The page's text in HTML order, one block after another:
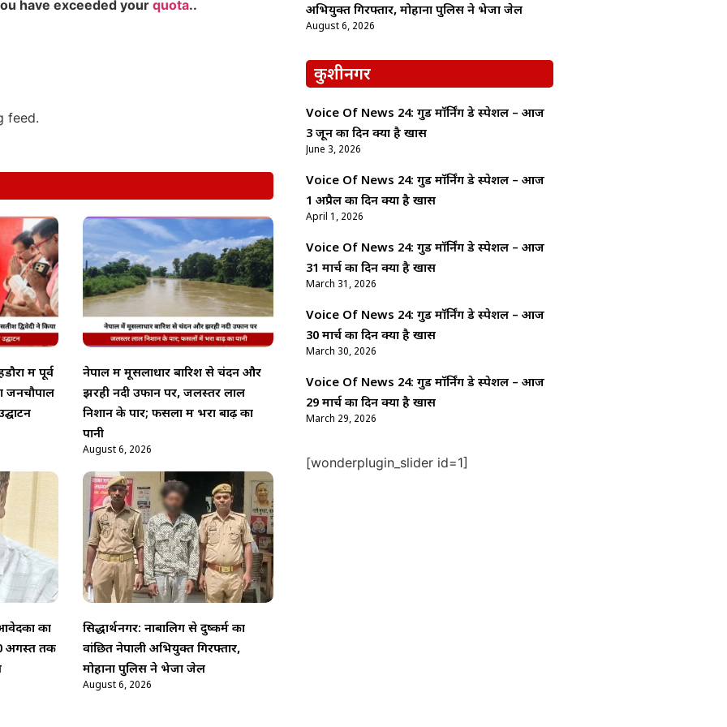
have exceeded your quota..
feed.
में पूर्व
जनचौपाल
नेपाल में मूसलाधार बारिश से चंदन और
झरही नदी उफान पर, जलस्तर लाल
निशान के पार; फसलों में भरा बाढ़ का
पानी
August 6, 2026
का
अगस्त तक
सिद्धार्थनगर: नाबालिग से दुष्कर्म का
वांछित नेपाली अभियुक्त गिरफ्तार,
मोहाना पुलिस ने भेजा जेल
August 6, 2026
अभियुक्त गिरफ्तार, मोहाना पुलिस ने भेजा जेल
August 6, 2026
कुशीनगर
Voice Of News 24: गुड माॅर्निंग डे स्पेशल – आज
3 जून का दिन क्यों है खास
June 3, 2026
Voice Of News 24: गुड माॅर्निंग डे स्पेशल – आज
1 अप्रैल का दिन क्यों है खास
April 1, 2026
Voice Of News 24: गुड माॅर्निंग डे स्पेशल – आज
31 मार्च का दिन क्यों है खास
March 31, 2026
Voice Of News 24: गुड माॅर्निंग डे स्पेशल – आज
30 मार्च का दिन क्यों है खास
March 30, 2026
Voice Of News 24: गुड माॅर्निंग डे स्पेशल – आज
29 मार्च का दिन क्यों है खास
March 29, 2026
[wonderplugin_slider id=1]